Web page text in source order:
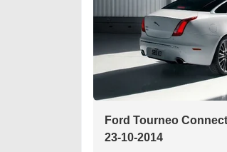
Ford Tourneo
23-10-2014